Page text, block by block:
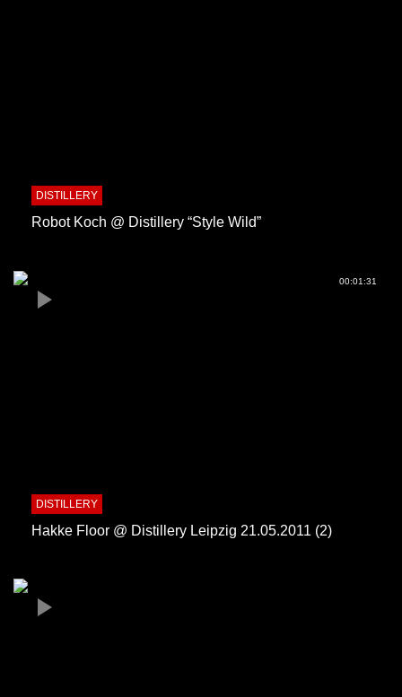
DISTILLERY
Robot Koch @ Distillery “Style Wild”
00:01:31
DISTILLERY
Hakke Floor @ Distillery Leipzig 21.05.2011 (2)